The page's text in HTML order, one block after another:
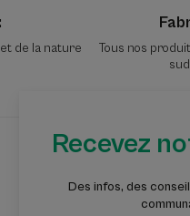
Recevez
Des infos, des
de la nature
Tous nos
Des infos,